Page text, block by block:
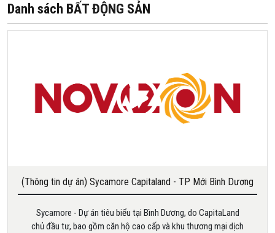
Danh sách BẤT ĐỘNG SẢN
(Thông tin dự án) Sycamore Capitaland - TP Mới Bình Dương
Sycamore - Dự án tiêu biểu tại Bình Dương, do CapitaLand
chủ đầu tư, bao gồm căn hộ cao cấp và khu thương mại dịch